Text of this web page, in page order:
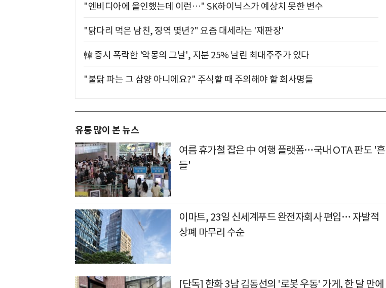
"엔비디아에 올인했는데 이런…" SK하이닉스가 예상치 못한 변수
"닭다리 먹은 남친, 징역 몇년?" 요즘 대세라는 '재판장'
韓 증시 폭락한 '악몽의 그날', 지분 25% 날린 최대주주가 있다
"불닭 파는 그 삼양 아니에요?" 주식할 때 주의해야 할 회사명들
유통 많이 본 뉴스
여름 휴가철 잡은 中 여행 플랫폼…국내 OTA 판도 '흔
들'
이마트, 23일 신세계푸드 완전자회사 편입… 자발적
상폐 마무리 수순
[단독] 한화 3남 김동선의 '로봇 우동' 가게, 한 달 만에